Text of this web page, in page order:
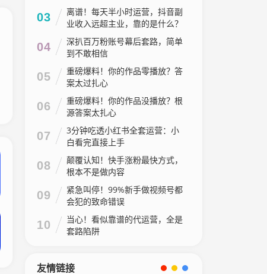
03
离谱！每天半小时运营，抖音副
业收入远超主业，靠的是什么？
04
深扒百万粉账号幕后套路，简单
到不敢相信
05
重磅爆料！你的作品零播放？答
案太过扎心
06
重磅爆料！你的作品没播放？根
源答案太扎心
07
3分钟吃透小红书全套运营：小
白看完直接上手
08
颠覆认知！快手涨粉最快方式，
根本不是做内容
09
紧急叫停！99%新手做视频号都
会犯的致命错误
10
当心！看似靠谱的代运营，全是
套路陷阱
友情链接